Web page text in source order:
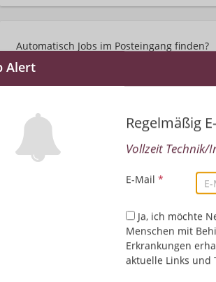
Automatisch Jobs im Posteingang finden?
Regelmäßig
Vollzeit Technik/
E-Mail *
Ja, ich möchte
Menschen mit
Erkrankungen
aktuelle Links und